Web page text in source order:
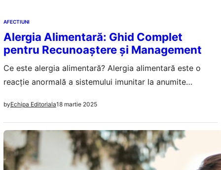
AFECTIUNI
Alergia Alimentară: Ghid Complet
pentru Recunoaștere și Management
Ce este alergia alimentară? Alergia alimentară este o
reacție anormală a sistemului imunitar la anumite
declanșator, sistemul imunitar identifică în mod eronat
proteinele din acel aliment ca fiind periculoase și
declanșează un răspuns defensiv care produce
simptomele alergice. Este important să distingem alergia
alimentară de intoleranța alimentară. În…
byEchipa Editoriala18 martie 2025